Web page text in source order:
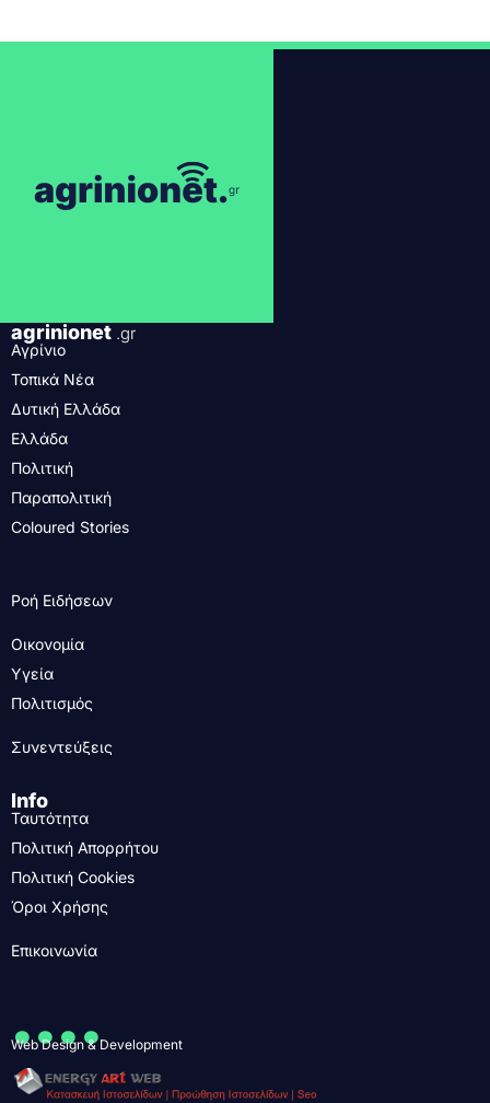
agrinionet .gr
Αγρίνιο
Τοπικά Νέα
Δυτική Ελλάδα
Ελλάδα
Πολιτική
Παραπολιτική
Coloured Stories
Ροή Ειδήσεων
Οικονομία
Υγεία
Πολιτισμός
Συνεντεύξεις
Info
Ταυτότητα
Πολιτική Απορρήτου
Πολιτική Cookies
Όροι Χρήσης
Επικοινωνία
....
Web Design & Development